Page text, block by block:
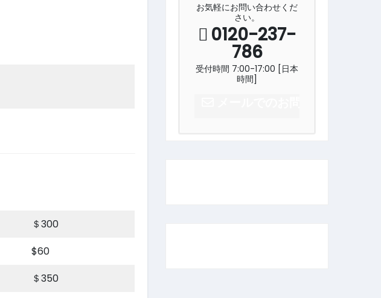
＄300
$60
＄350
お気軽にお問い合わせくだ
さい。
0120-237-
786
受付時間 7:00-17:00 [日本
時間]